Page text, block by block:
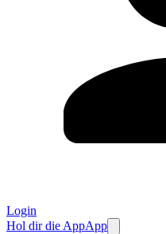
Login
Hol dir die AppApp